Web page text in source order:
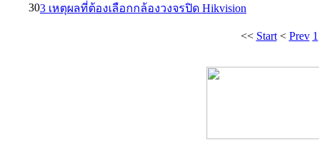
303 เหตุผลที่ต้องเลือกกล้องวงจรปิด Hikvision
<< Start< Prev 1